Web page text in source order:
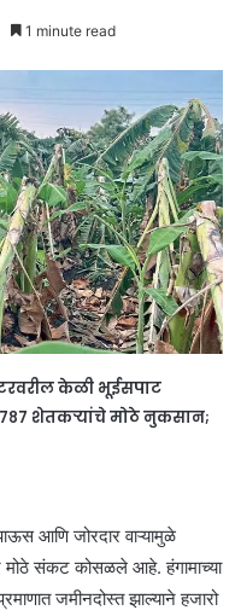
1 minute read
केळी भूईसपाट
शेतकऱ्यांचे मोठे नुकसान;
आणि जोरदार वाऱ्यामुळे
मोठे संकट कोसळले आहे. हंगामाच्या
जमीनदोस्त झाल्याने हजारो